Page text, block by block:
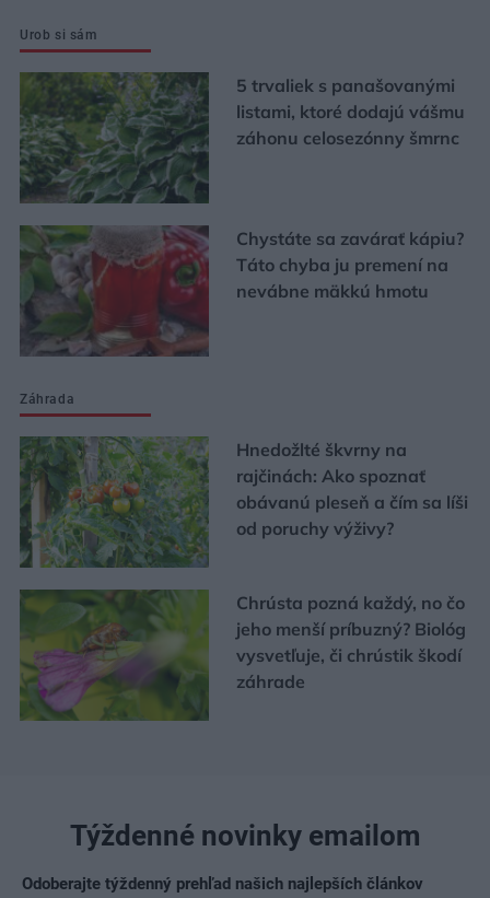
Urob si sám
5 trvaliek s panašovanými
listami, ktoré dodajú vášmu
záhonu celosezónny šmrnc
Chystáte sa zavárať kápiu?
Táto chyba ju premení na
nevábne mäkkú hmotu
Záhrada
Hnedožlté škvrny na
rajčinách: Ako spoznať
obávanú pleseň a čím sa líši
od poruchy výživy?
Chrústa pozná každý, no čo
jeho menší príbuzný? Biológ
vysvetľuje, či chrústik škodí
záhrade
Týždenné novinky emailom
Odoberajte týždenný prehľad našich najlepších článkov